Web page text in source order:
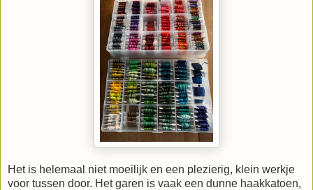
Het is helemaal niet moeilijk en een plezierig, klein werkje
voor tussen door. Het garen is vaak een dunne haakkatoen,